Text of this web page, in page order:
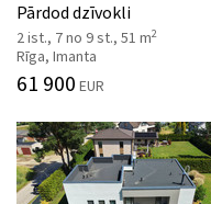
Pārdod dzīvokli
2 ist., 7 no 9 st., 51 m2
Rīga, Imanta
61 900 EUR